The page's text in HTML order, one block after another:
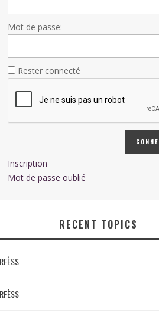
Mot de passe:
Rester connecté
Inscription
Mot de passe oublié
RECENT TOPICS